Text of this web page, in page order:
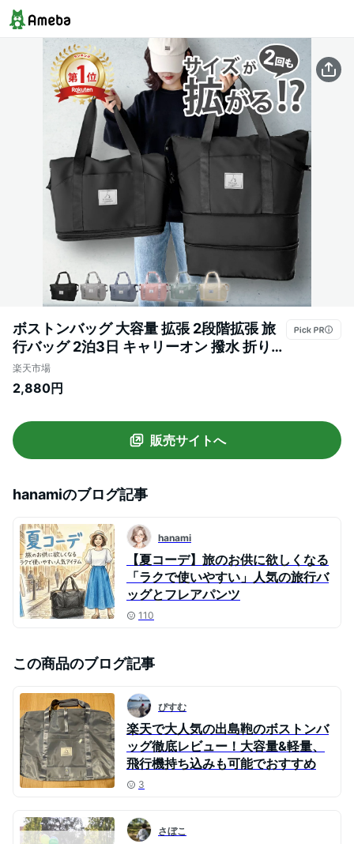
ボストンバッグ 大容量 拡張 2段階拡張 旅
行バッグ 2泊3日 キャリーオン 撥水 折りた
たみ 子連れ旅行 お土産 家族旅行 ショート
ステイ
楽天市場
2,880円
販売サイトへ
hanamiのブログ記事
hanami
【夏コーデ】旅のお供に欲しくなる
「ラクで使いやすい」人気の旅行バ
ッグとフレアパンツ
110
この商品のブログ記事
ぴすむ
楽天で大人気の出島鞄のボストンバ
ッグ徹底レビュー！大容量&軽量、
飛行機持ち込みも可能でおすすめ
3
さぼこ